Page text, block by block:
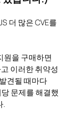
더 많은 CVE를
원을 구매하면
이러한 취약성
견될 때마다
문제를 해결했
.